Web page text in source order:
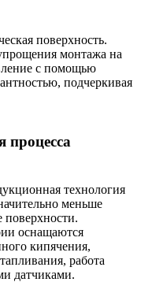
поверхность.
монтажа на
с помощью
подчеркивая
процесса
технология
меньше
оснащаются
кипячения,
работа
датчиками.